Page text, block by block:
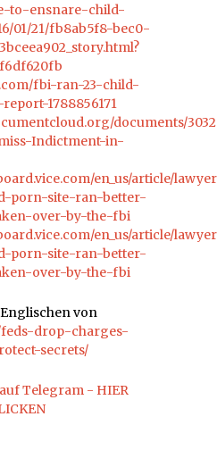
to-ensnare-child-
01/21/fb8ab5f8-bec0-
fbi-ran-23-child-
1788856171
documents/
Indictment-in-
en_us/article/
porn-site-ran-better-
over-by-the-fbi
en_us/article/
porn-site-ran-better-
over-by-the-fbi
von
drop-charges-
secrets/
Telegram - HIER